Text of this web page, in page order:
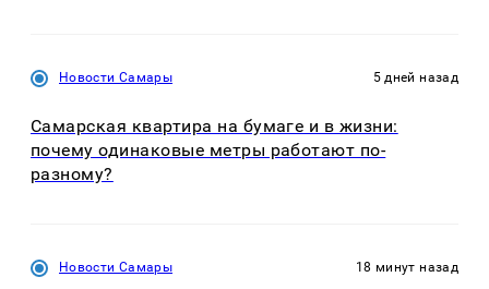
Новости Самары 5 дней назад
Самарская квартира на бумаге и в жизни:
почему одинаковые метры работают по-
разному?
Новости Самары 18 минут назад